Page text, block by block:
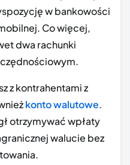
w bankowości
Co więcej,
dwa rachunki
z kontrahentami z
konto walutowe.
otrzymywać wpłaty
walucie bez